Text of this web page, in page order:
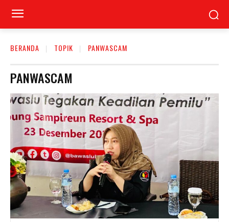
BERANDA TOPIK PANWASCAM
PANWASCAM